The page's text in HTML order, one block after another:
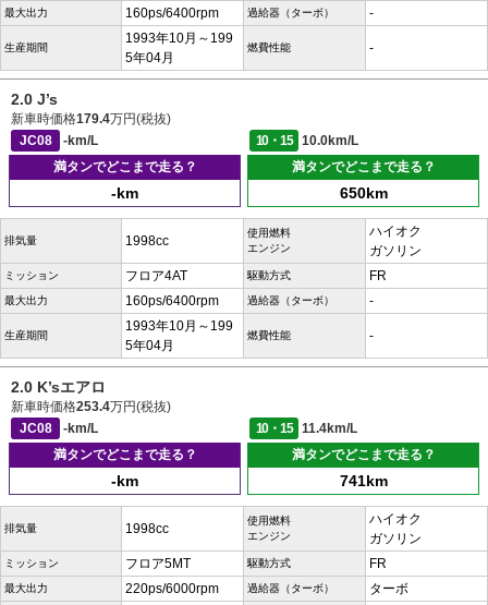
最大出力 160ps/6400rpm 過給器（ターボ） -
生産期間
1993年10月～199
5年04月
燃費性能 -
2.0 J’s
新車時価格179.4万円(税抜)
JC08
-km/L 10・15
10.0km/L
満タンでどこまで走る？
-km
満タンでどこまで走る？
650km
排気量 1998cc
使用燃料
エンジン
ハイオク
ガソリン
ミッション フロア4AT 駆動方式 FR
最大出力 160ps/6400rpm 過給器（ターボ） -
生産期間
1993年10月～199
5年04月
燃費性能 -
2.0 K’sエアロ
新車時価格253.4万円(税抜)
JC08
-km/L 10・15
11.4km/L
満タンでどこまで走る？
-km
満タンでどこまで走る？
741km
排気量 1998cc
使用燃料
エンジン
ハイオク
ガソリン
ミッション フロア5MT 駆動方式 FR
最大出力 220ps/6000rpm 過給器（ターボ） ターボ